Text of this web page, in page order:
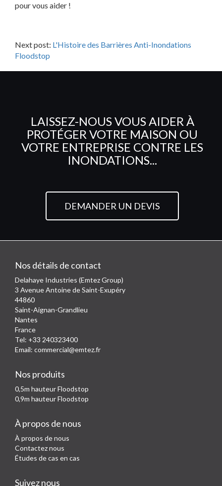
pour vous aider !
Next post: L'Histoire des Barrières Anti-Inondations
Floodstop
LAISSEZ-NOUS VOUS AIDER À
PROTÉGER VOTRE MAISON OU
VOTRE ENTREPRISE CONTRE LES
INONDATIONS...
DEMANDER UN DEVIS
Nos détails de contact
Delahaye Industries (Emtez Group)
3 Avenue Antoine de Saint-Exupéry
44860
Saint-Aignan-Grandlieu
Nantes
France
Tel: +33 240323400
Email: commercial@emtez.fr
Nos produits
0,5m hauteur Floodstop
0,9m hauteur Floodstop
À propos de nous
À propos de nous
Contactez nous
Études de cas en cas
Suivez nous